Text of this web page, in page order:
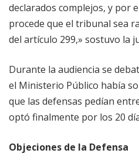
declarados complejos, y por
procede que el tribunal sea
del artículo 299,» sostuvo la
Durante la audiencia se
el Ministerio Público había
que las defensas pedían
optó finalmente por los 20
Objeciones de la Defensa